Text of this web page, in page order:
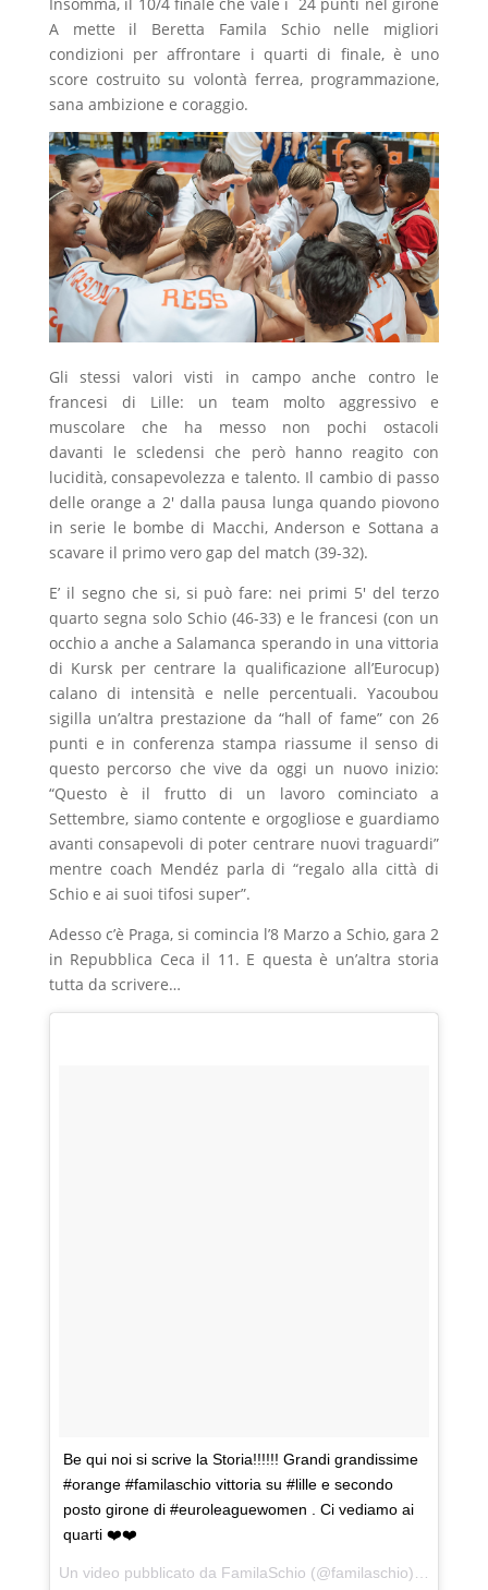
A mette il Beretta Famila Schio nelle migliori
condizioni per affrontare i quarti di finale, è uno
score costruito su volontà ferrea, programmazione,
sana ambizione e coraggio.
Gli stessi valori visti in campo anche contro le
francesi di Lille: un team molto aggressivo e
muscolare che ha messo non pochi ostacoli
davanti le scledensi che però hanno reagito con
lucidità, consapevolezza e talento. Il cambio di passo
delle orange a 2′ dalla pausa lunga quando piovono
in serie le bombe di Macchi, Anderson e Sottana a
scavare il primo vero gap del match (39-32).
E’ il segno che si, si può fare: nei primi 5′ del terzo
quarto segna solo Schio (46-33) e le francesi (con un
occhio a anche a Salamanca sperando in una vittoria
di Kursk per centrare la qualificazione all’Eurocup)
calano di intensità e nelle percentuali. Yacoubou
sigilla un’altra prestazione da “hall of fame” con 26
punti e in conferenza stampa riassume il senso di
questo percorso che vive da oggi un nuovo inizio:
“Questo è il frutto di un lavoro cominciato a
Settembre, siamo contente e orgogliose e guardiamo
avanti consapevoli di poter centrare nuovi traguardi”
mentre coach Mendéz parla di “regalo alla città di
Schio e ai suoi tifosi super”.
Adesso c’è Praga, si comincia l’8 Marzo a Schio, gara 2
in Repubblica Ceca il 11. E questa è un’altra storia
tutta da scrivere…
Be qui noi si scrive la Storia!!!!!! Grandi grandissime
#orange #familaschio vittoria su #lille e secondo
posto girone di #euroleaguewomen . Ci vediamo ai
quarti ❤️❤️